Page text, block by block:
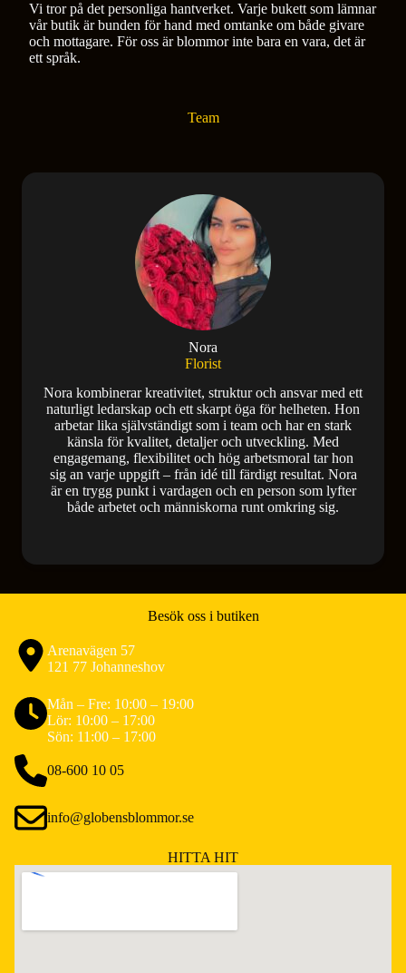
Vi tror på det personliga hantverket. Varje bukett som lämnar
vår butik är bunden för hand med omtanke om både givare
och mottagare. För oss är blommor inte bara en vara, det är
ett språk.
Team
Nora
Florist
Nora kombinerar kreativitet, struktur och ansvar med ett
naturligt ledarskap och ett skarpt öga för helheten. Hon
arbetar lika självständigt som i team och har en stark
känsla för kvalitet, detaljer och utveckling. Med
engagemang, flexibilitet och hög arbetsmoral tar hon
sig an varje uppgift – från idé till färdigt resultat. Nora
är en trygg punkt i vardagen och en person som lyfter
både arbetet och människorna runt omkring sig.
Besök oss i butiken
Arenavägen 57
121 77 Johanneshov
Mån – Fre: 10:00 – 19:00
Lör: 10:00 – 17:00
Sön: 11:00 – 17:00
08-600 10 05
info@globensblommor.se
HITTA HIT